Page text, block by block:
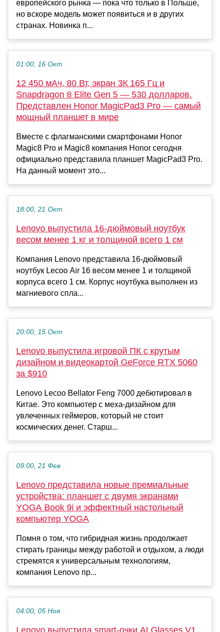
европейского рынка — пока что только в Польше,
но вскоре модель может появиться и в других
странах. Новинка п...
01:00, 16 Окт
12 450 мАч, 80 Вт, экран 3К 165 Гц и
Snapdragon 8 Elite Gen 5 — 530 долларов.
Представлен Honor MagicPad3 Pro — самый
мощный планшет в мире
Вместе с флагманскими смартфонами Honor
Magic8 Pro и Magic8 компания Honor сегодня
официально представила планшет MagicPad3 Pro.
На данный момент это...
18:00, 21 Окт
Lenovo выпустила 16-дюймовый ноутбук
весом менее 1 кг и толщиной всего 1 см
Компания Lenovo представила 16-дюймовый
ноутбук Lecoo Air 16 весом менее 1 и толщиной
корпуса всего 1 см. Корпус ноутбука выполнен из
магниевого спла...
20:00, 15 Окт
Lenovo выпустила игровой ПК с крутым
дизайном и видеокартой GeForce RTX 5060
за $910
Lenovo Lecoo Bellator Feng 7000 дебютировал в
Китае. Это компьютер с меха-дизайном для
увлеченных геймеров, который не стоит
космических денег. Старш...
09:00, 21 Фев
Lenovo представила новые премиальные
устройства: планшет с двумя экранами
YOGA Book 9i и эффектный настольный
компьютер YOGA
Помня о том, что гибридная жизнь продолжает
стирать границы между работой и отдыхом, а люди
стремятся к универсальным технологиям,
компания Lenovo пр...
04:00, 05 Ноя